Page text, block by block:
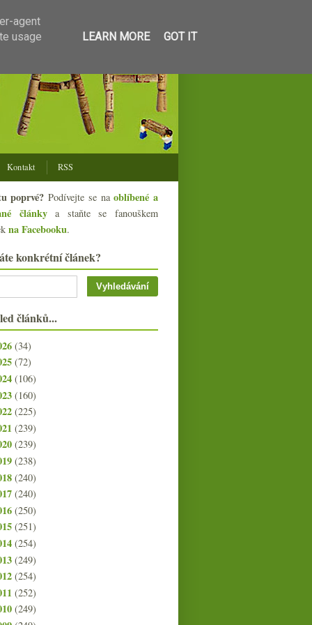
Kontakt RSS
poprvé? Podívejte se naoblíbené a
článkya staňte se fanouškem
na Facebooku.
konkrétní článek?
článků...
(34)
(72)
(106)
(160)
(225)
(239)
(239)
(238)
(240)
(240)
(250)
(251)
(254)
(249)
(254)
(252)
(249)
agent
usage
LEARN MORE GOT IT